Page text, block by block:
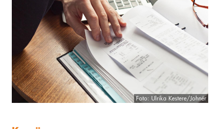
Foto: Ulrika Kestere/Johnér